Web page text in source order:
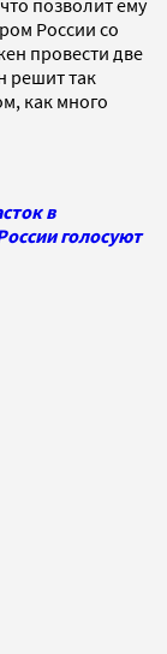
позволит ему
России со
провести две
решит так
как много
в
голосуют